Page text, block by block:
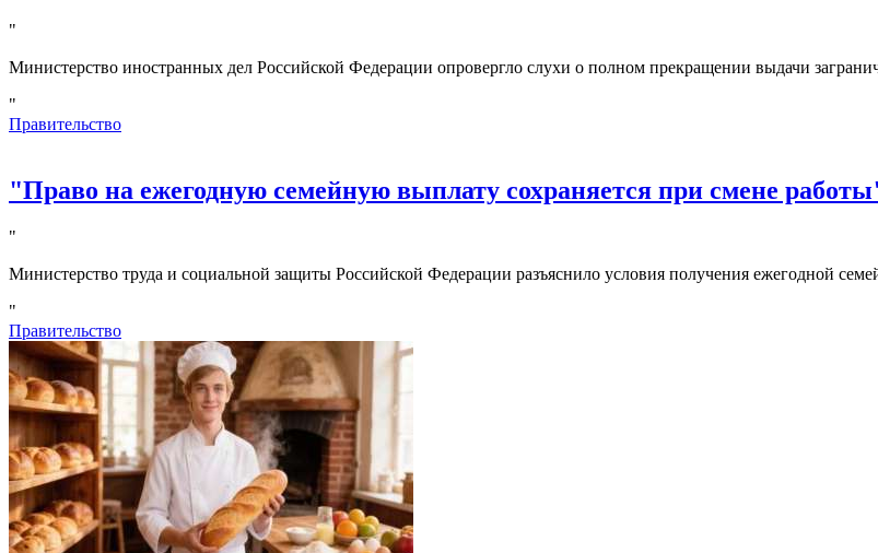
"
Министерство иностранных дел Российской Федерации опровергло слухи о полном прекращении выдачи
"
Правительство
"Право на ежегодную семейную выплату сохраняется при смене
"
Министерство труда и социальной защиты Российской Федерации разъяснило условия получения ежегодной
"
Правительство